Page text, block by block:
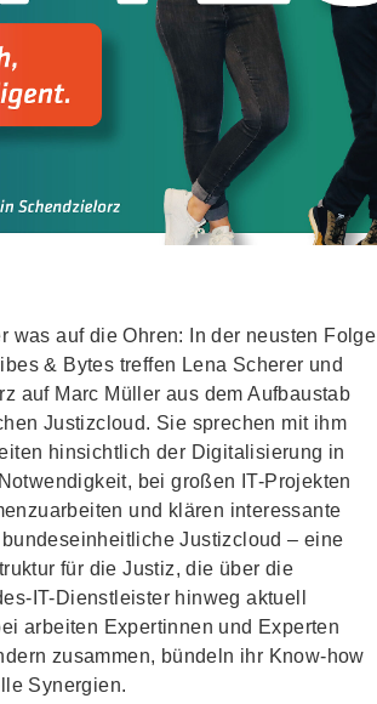
was auf die Ohren: In der neusten Folge
& Bytes treffen Lena Scherer und
auf Marc Müller aus dem Aufbaustab
Justizcloud. Sie sprechen mit ihm
hinsichtlich der Digitalisierung in
bei großen IT-Projekten
und klären interessante
Justizcloud – eine
für die Justiz, die über die
IT-Dienstleister hinweg aktuell
arbeiten Expertinnen und Experten
zusammen, bündeln ihr Know-how
Synergien.